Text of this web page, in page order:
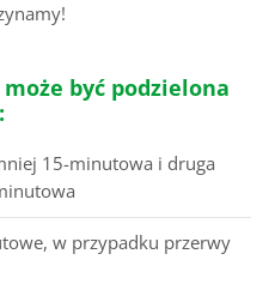
być podzielona
15-minutowa i druga
w przypadku przerwy